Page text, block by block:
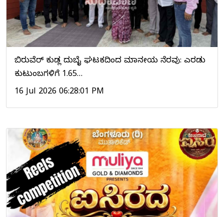
ಬಿರುವೆರ್ ಕುಡ್ಲ ದುಬೈ ಘಟಕದಿಂದ ಮಾನವೀಯ ನೆರವು: ಎರಡು
ಕುಟುಂಬಗಳಿಗೆ ₹1.65…
16 Jul 2026 06:28:01 PM